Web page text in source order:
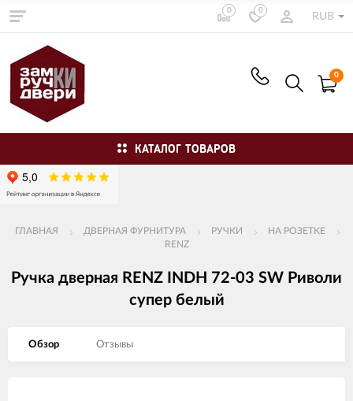
0 0
RUB
0
КАТАЛОГ ТОВАРОВ
ГЛАВНАЯ ДВЕРНАЯ ФУРНИТУРА РУЧКИ
НА РОЗЕТКЕ
RENZ
Ручка дверная RENZ INDH 72-03 SW Риволи
супер белый
Обзор Отзывы